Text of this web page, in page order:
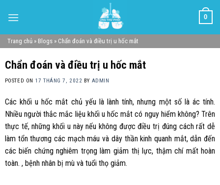
0
Trang chủ » Blogs » Chẩn đoán và điều trị u hốc mắt
Chẩn đoán và điều trị u hốc mắt
POSTED ON 17 THÁNG 7, 2022 BY ADMIN
Các khối u hốc mắt chủ yếu là lành tính, nhưng một số là ác tính.
Nhiều người thắc mắc liệu khối u hốc mắt có nguy hiểm không? Trên
thực tế, những khối u này nếu không được điều trị đúng cách rất dễ
làm tổn thương các mạch máu và dây thần kinh quanh mắt, dẫn đến
các biến chứng nghiêm trọng làm giảm thị lực, thậm chí mất hoàn
toàn. , bệnh nhân bị mù và tuổi thọ giảm.